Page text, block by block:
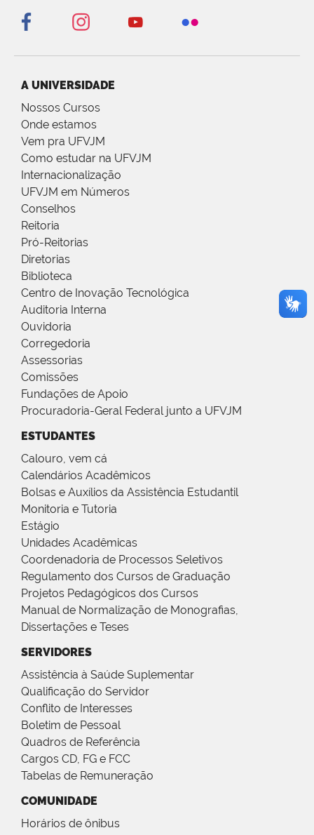
A UNIVERSIDADE
Nossos Cursos
Onde estamos
Vem pra UFVJM
Como estudar na UFVJM
Internacionalização
UFVJM em Números
Conselhos
Reitoria
Pró-Reitorias
Diretorias
Biblioteca
Centro de Inovação Tecnológica
Auditoria Interna
Ouvidoria
Corregedoria
Assessorias
Comissões
Fundações de Apoio
Procuradoria-Geral Federal junto a UFVJM
ESTUDANTES
Calouro, vem cá
Calendários Acadêmicos
Bolsas e Auxílios da Assistência Estudantil
Monitoria e Tutoria
Estágio
Unidades Acadêmicas
Coordenadoria de Processos Seletivos
Regulamento dos Cursos de Graduação
Projetos Pedagógicos dos Cursos
Manual de Normalização de Monografias,
Dissertações e Teses
SERVIDORES
Assistência à Saúde Suplementar
Qualificação do Servidor
Conflito de Interesses
Boletim de Pessoal
Quadros de Referência
Cargos CD, FG e FCC
Tabelas de Remuneração
COMUNIDADE
Horários de ônibus